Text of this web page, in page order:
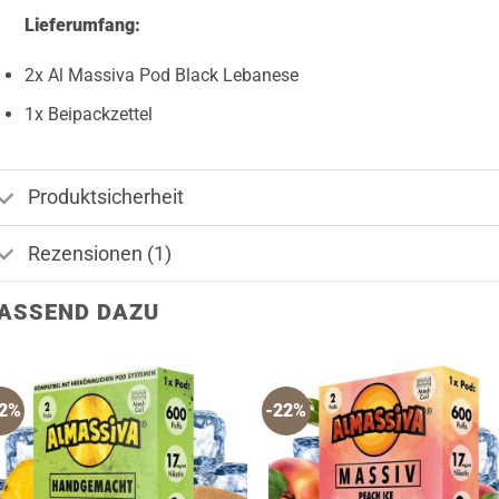
Lieferumfang:
2x Al Massiva Pod Black Lebanese
1x Beipackzettel
Produktsicherheit
Rezensionen (1)
DAZU
-22%